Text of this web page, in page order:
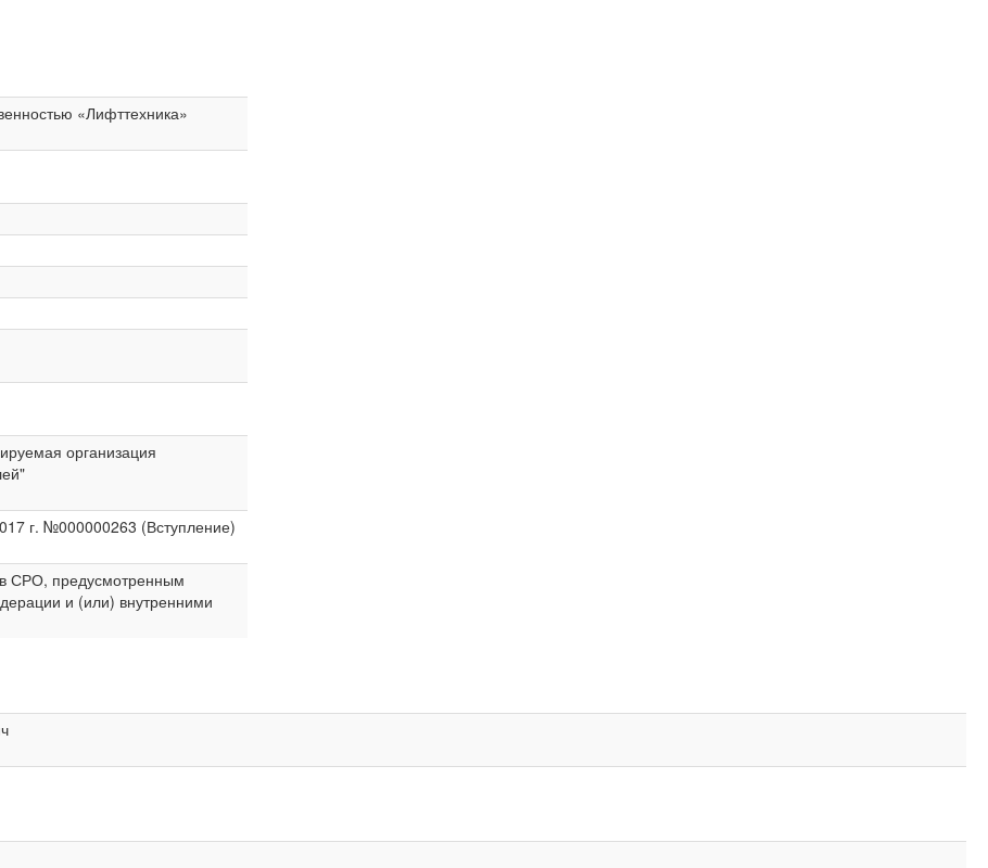
«Лифттехника»
организация
г. №000000263 (Вступление)
в СРО, предусмотренным
и (или) внутренними